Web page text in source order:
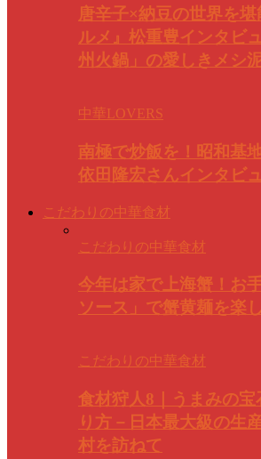
唐辛子×納豆の世界を
ルメ』松重豊インタビ
州火鍋」の愛しきメシ
中華LOVERS
南極で炒飯を！昭和基
依田隆宏さんインタビ
こだわりの中華食材
こだわりの中華食材
今年は家で上海蟹！お
ソース」で蟹黄麺を楽
こだわりの中華食材
食材狩人8｜うまみの
り方－日本最大級の生
村を訪ねて